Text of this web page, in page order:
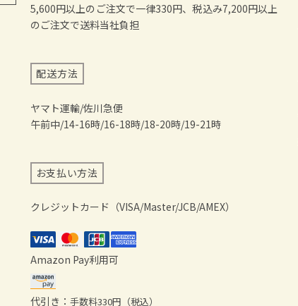
5,600円以上のご注文で一律330円、税込み7,200円以上
のご注文で送料当社負担
配送方法
ヤマト運輸/佐川急便
午前中/14-16時/16-18時/18-20時/19-21時
お支払い方法
クレジットカード（VISA/Master/JCB/AMEX）
Amazon Pay利用可
代引き： 手数料330円（税込）